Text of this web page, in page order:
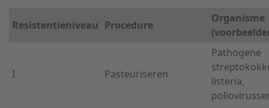
Resistentieniveau Procedure
Organisme
I Pasteuriseren
Pathogene
listeria,